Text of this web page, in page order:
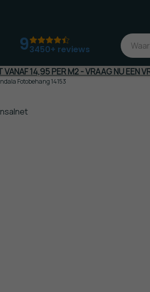
93450+ reviews
14,95 PER M2 - VRAAG NU EEN
Fotobehang 14153